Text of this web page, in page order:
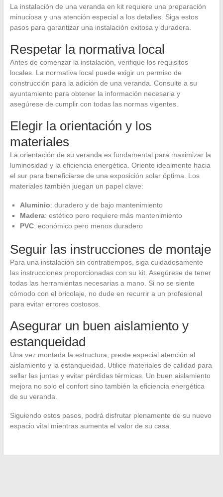
La instalación de una veranda en kit requiere una preparación
minuciosa y una atención especial a los detalles. Siga estos
pasos para garantizar una instalación exitosa y duradera.
Respetar la normativa local
Antes de comenzar la instalación, verifique los requisitos
locales. La normativa local puede exigir un permiso de
construcción para la adición de una veranda. Consulte a su
ayuntamiento para obtener la información necesaria y
asegúrese de cumplir con todas las normas vigentes.
Elegir la orientación y los
materiales
La orientación de su veranda es fundamental para maximizar la
luminosidad y la eficiencia energética. Oriente idealmente hacia
el sur para beneficiarse de una exposición solar óptima. Los
materiales también juegan un papel clave:
Aluminio: duradero y de bajo mantenimiento
Madera: estético pero requiere más mantenimiento
PVC: económico pero menos duradero
Seguir las instrucciones de montaje
Para una instalación sin contratiempos, siga cuidadosamente
las instrucciones proporcionadas con su kit. Asegúrese de tener
todas las herramientas necesarias a mano. Si no se siente
cómodo con el bricolaje, no dude en recurrir a un profesional
para evitar errores costosos.
Asegurar un buen aislamiento y
estanqueidad
Una vez montada la estructura, preste especial atención al
aislamiento y la estanqueidad. Utilice materiales de calidad para
sellar las juntas y evitar pérdidas térmicas. Un buen aislamiento
mejora no solo el confort sino también la eficiencia energética
de su veranda.
Siguiendo estos pasos, podrá disfrutar plenamente de su nuevo
espacio vital mientras aumenta el valor de su casa.